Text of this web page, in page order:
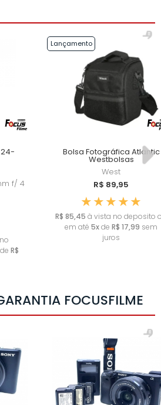
24-
f/ 4
de R$
Lançamento
Bolsa Fotográfica Atlantic
Westbolsas
West
R$ 89,95
R$ 85,45 à vista no deposito
em até 5xde R$ 17,99 sem
juros
FOCUSFILME